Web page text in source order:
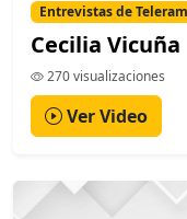
Entrevistas de
Cecilia Vicuña
270 visualizaciones
Ver Video